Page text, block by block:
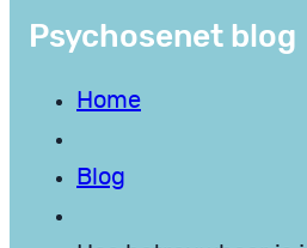
Psychosenet blog
Home
Blog